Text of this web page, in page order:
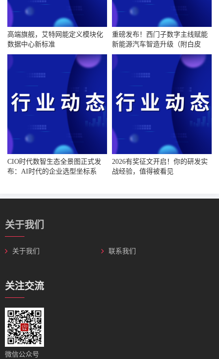
高端旗舰，艾特网能定义模块化
数据中心新标准
重磅发布！西门子数字主线赋能
新能源汽车智造升级（附白皮
书）
CIO时代数智生态全景图正式发
布：AI时代的企业选型坐标系
2026有奖征文开启！你的研发实
战经验，值得被看见
关于我们
关于我们 联系我们
关注交流
微信公众号